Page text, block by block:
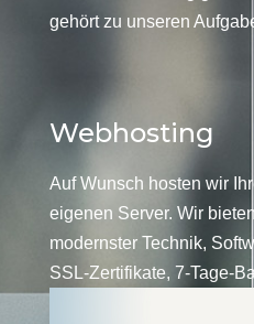
gehört zu unseren
Webhosting
Auf Wunsch hosten wir
eigenen Server. Wir
modernster Technik,
SSL-Zertifikate, 7-Tage-